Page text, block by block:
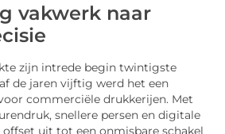
vakwerk naar
zijn intrede begin twintigste
de jaren vijftig werd het een
commerciële drukkerijen. Met
snellere persen en digitale
offset uit tot een onmisbare schakel